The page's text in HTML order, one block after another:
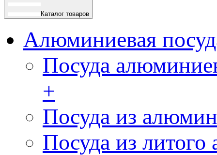
Каталог товаров
Алюминиевая
Посуда
+
Посуда из
Посуда из